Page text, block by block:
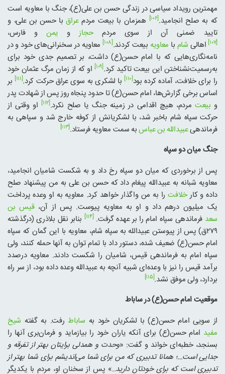
مهمترین رویداد سیاسی در زندگی حسن بن علی(ع)، جنگ با معاویه است
که به صلح انجامید.[۱۰۶] همزمان با بیعت مردمعراقبا حسن بن علی، و
تایید ضمنی آن از سوی مردم حجازو یمن و فارس،
[۱۰۷] اهالی شام با معاویه بیعت کردند.[۱۰۸]
معاویه در سخنرانی‌های خود و در
نامه‌‌نگاری‌هایی که با امام حسن(ع) داشت، بر تصمیم جدی خود برای
به‌رسمیت‌نشناختن این بیعت تاکید کرد.[۱۰۹]
او که از زمان مرگ عثمان خود
را برای خلافت، آماده کرده بود[۱۱۰] با لشکری به سوی عراق حرکت کرد.[۱۱۱]
بر
اساس برخی گزارش‌ها، امام حسن(ع) تا حدود پنجاه روز پس از شهادت پدر
و بیعت مردم، هیچ اقدامی در زمینه جنگ یا صلح نکرد.[۱۱۲]
او وقتی از
حرکت سپاه شام باخبر شد، با لشکریانش از کوفه خارج شد و سپاهی به
فرماندهیعبیدالله بن عباسبه سمت معاویه فرستاد.[۱۱۳]
جنگ میان دو سپاه
پس از برخوردی که میان دو سپاه رخ داد و به شکست شامیان انجامید،
معاویه شبانه به عبیدالله پیغام داد که حسن بن علی به من پیشنهاد صلح
داده و کار خلافترا به من واگذار خواهد کرد. معاویه به او وعده پرداخت
یک میلیون درهم داد و او به معاویه پیوست. پس از آن،قیس بن
سعد فرماندهی سپاه امام را بر عهده گرفت.[۱۱۴]
بنابر نقل بلاذری (درگذشته
۲۷۹ق) پس از پیوستن عبیدالله به سپاه شام، معاویه با این گمان که سپاه
امام حسن(ع) ضعیف شده، دستور داد با تمام توان به آنها حمله کنند، ولی
سپاه امام به فرماندهی قیس، شامیان را شکست دادند. معاویه درصدد
برآمد قیس را نیز با وعده‌ای شبیه آنچه به عبیدالله وعده داده بود، از سر راه
بردارد، ولی موفق نشد.[۱۱۵]
موقعیت امام حسن(ع) در ساباط
از سویی امام حسن(ع) با لشکریان خود به ساباطرفت. به گفته شیخ
مفید امام حسن(ع) برای آنکه یاران خود را بیازماید و فرمان‌بری آنها را
بسنجد، خطبه‌ای خواند و گفت: «وحدت و همدلی برایتان بهتر از تفرقه و
جدایی است…؛ همانا تدبیری که من برای شما می‌اندیشم برای شما بهتر از
تدبیری است که برای خودتان دارید..» پس از سخنان او، مردم با یکدیگر